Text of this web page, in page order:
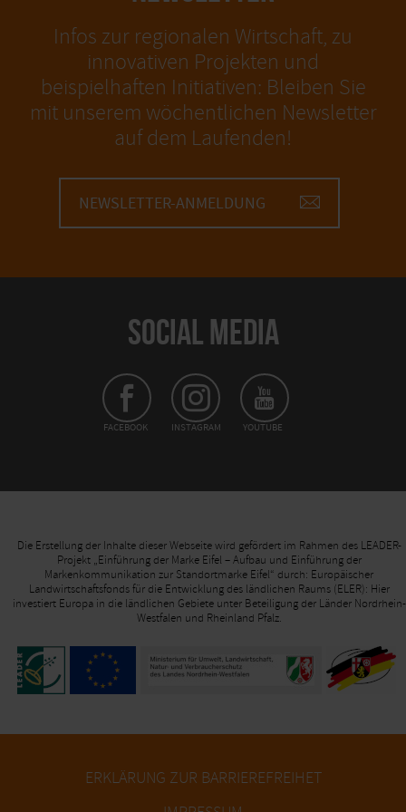
Infos zur regionalen Wirtschaft, zu
innovativen Projekten und
beispielhaften Initiativen: Bleiben Sie
mit unserem wöchentlichen Newsletter
auf dem Laufenden!
NEWSLETTER-ANMELDUNG
SOCIAL MEDIA
FACEBOOK INSTAGRAM YOUTUBE
Die Erstellung der Inhalte dieser Webseite wird gefördert im Rahmen des LEADER-
Projekt „Einführung der Marke Eifel – Aufbau und Einführung der
Markenkommunikation zur Standortmarke Eifel“ durch: Europäischer
Landwirtschaftsfonds für die Entwicklung des ländlichen Raums (ELER): Hier
investiert Europa in die ländlichen Gebiete unter Beteiligung der Länder Nordrhein-
Westfalen und Rheinland Pfalz.
ERKLÄRUNG ZUR BARRIEREFREIHET